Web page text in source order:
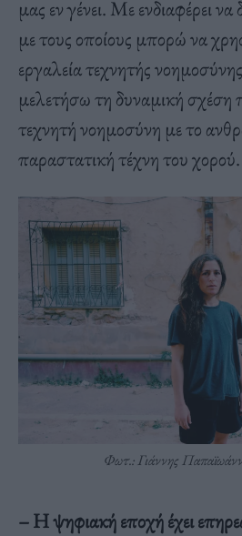
μας εν γένει. Με ενδιαφέρει
με τους οποίους μπορώ να
εργαλεία τεχνητής
μελετήσω τη δυναμική σχέση
τεχνητή νοημοσύνη με το
παραστατική τέχνη του χορού.
Φωτ.: Γιάννης
– Η ψηφιακή εποχή έχει